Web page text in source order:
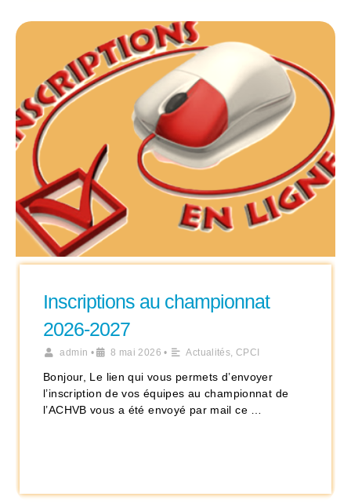
Inscriptions au championnat
2026-2027
admin • 8 mai 2026 • Actualités, CPCI
Bonjour, Le lien qui vous permets d’envoyer
l’inscription de vos équipes au championnat de
l’ACHVB vous a été envoyé par mail ce …